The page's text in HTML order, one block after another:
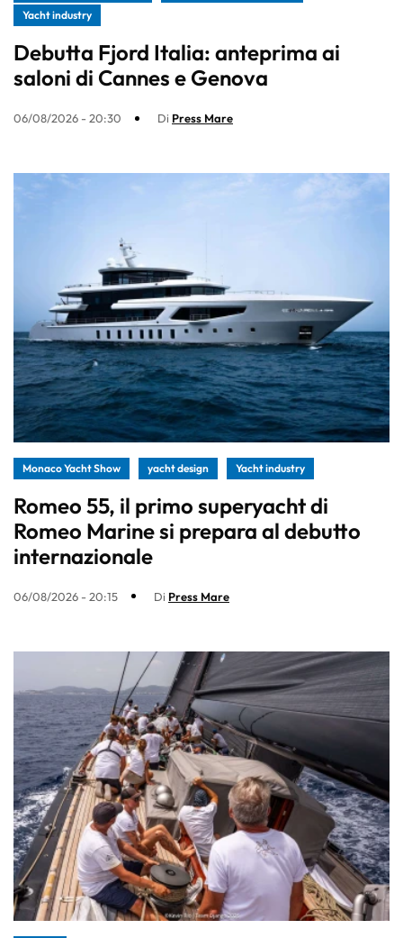
Yacht industry
Debutta Fjord Italia: anteprima ai
saloni di Cannes e Genova
06/08/2026 - 20:30 Di Press Mare
Monaco Yacht Show yacht design Yacht industry
Romeo 55, il primo superyacht di
Romeo Marine si prepara al debutto
internazionale
06/08/2026 - 20:15 Di Press Mare